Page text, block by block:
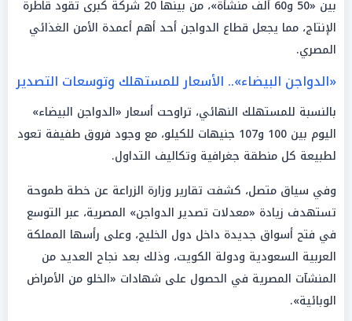
بين «50 و60 ألف منشأة»، من بينها 20 شركة كبرى تقود قاطرة
الإنتاج، مما يجعل قطاع الدواجن أحد أهم أعمدة الأمن الغذائي
المصري.
«الدواجن البيضاء».. الأسعار للمستهلك وتوسعات التصدير
بالنسبة للمستهلك النهائي، تراوحت أسعار «الدواجن البيضاء»
اليوم بين 100 و107 جنيهات للكيلو، مع وجود فروق طفيفة تعود
لطبيعة كل منطقة جغرافية وتكاليف التداول.
وفي سياق متصل، كشفت تقارير وزارة الزراعة عن خطة طموحة
تستهدف زيادة «معدلات تصدير الدواجن» المصرية، عبر التوسع
في فتح أسواق جديدة داخل دول الخليج، وعلى رأسها المملكة
العربية السعودية ودولة الكويت، وذلك بعد نجاح العديد من
المنشآت المصرية في الحصول على شهادات «الخلو من الأمراض
الوبائية».